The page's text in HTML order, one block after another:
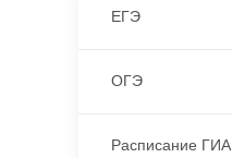
ЕГЭ
ОГЭ
Расписание ГИА